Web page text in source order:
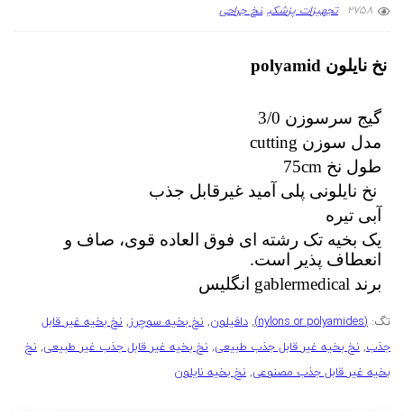
2758 تجهیزات پزشکی نخ جراحی
نخ نایلون polyamid
گیج سرسوزن 3/0
مدل سوزن cutting
طول نخ 75cm
نخ نایلونی پلی آمید غیرقابل جذب
آبی تیره
یک بخیه تک رشته ای فوق العاده قوی، صاف و
انعطاف پذیر است.
برند gablermedical انگلیس
تگ: (nylons or polyamides)
,دافیلون,نخ بخیه سوچرز,نخ بخیه غیر قابل
جذب,نخ بخیه غیر قابل جذب طبیعی,نخ بخیه غیر قابل جذب غیر طبیعی,نخ
بخیه غیر قابل جذب مصنوعی,نخ بخیه نایلون